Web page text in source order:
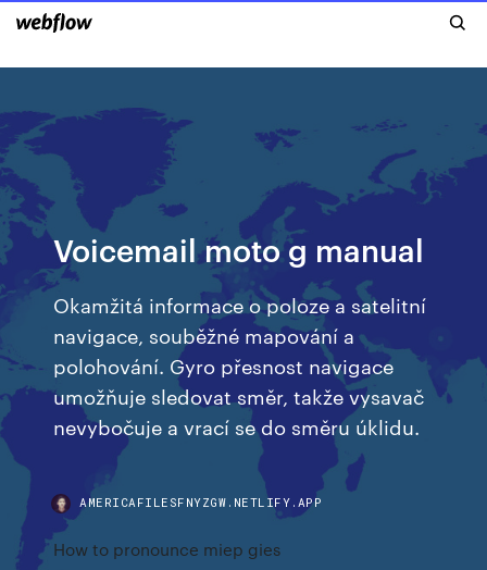
Voicemail moto g manual
Okamžitá informace o poloze a satelitní
navigace, souběžné mapování a
polohování. Gyro přesnost navigace
umožňuje sledovat směr, takže vysavač
nevybočuje a vrací se do směru úklidu.
AMERICAFILESFNYZGW.NETLIFY.APP
How to pronounce miep gies